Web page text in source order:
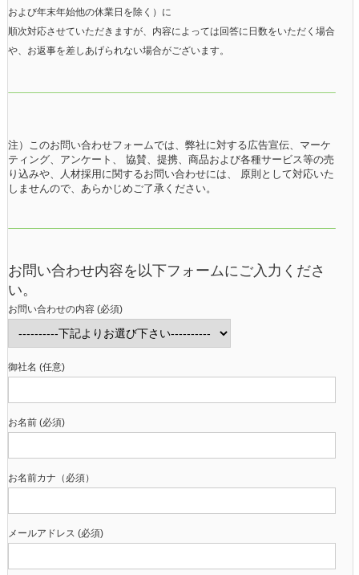
および年末年始他の休業日を除く）に
順次対応させていただきますが、内容によっては回答に日数をいただく場合
や、お返事を差しあげられない場合がございます。
注）このお問い合わせフォームでは、弊社に対する広告宣伝、マーケ
ティング、アンケート、 協賛、提携、商品および各種サービス等の売
り込みや、人材採用に関するお問い合わせには、 原則として対応いた
しませんので、あらかじめご了承ください。
お問い合わせ内容を以下フォームにご入力くださ
い。
お問い合わせの内容 (必須)
御社名 (任意)
お名前 (必須)
お名前カナ（必須）
メールアドレス (必須)